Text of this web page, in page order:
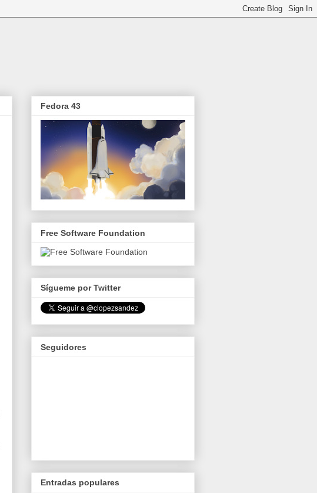
Fedora 43
Free Software Foundation
Sígueme por Twitter
Seguidores
Entradas populares